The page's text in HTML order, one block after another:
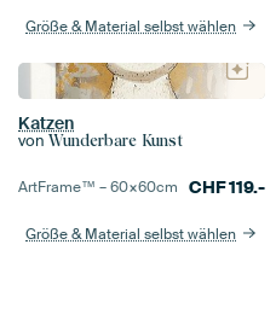
Größe & Material selbst wählen
Katzen
von Wunderbare Kunst
ArtFrame™ –60×60cm CHF119.-
Größe & Material selbst wählen